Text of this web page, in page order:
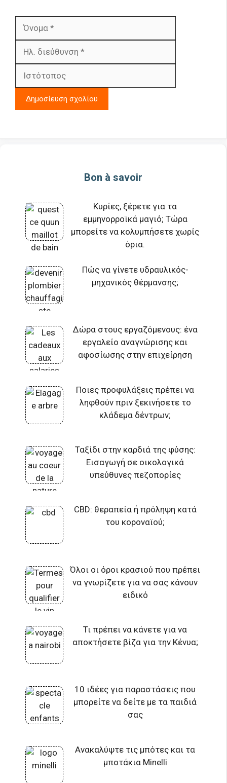
Όνομα
Bon à savoir
Κυρίες, ξέρετε για τα
εμμηνορροϊκά μαγιό; Τώρα
μπορείτε να κολυμπήσετε χωρίς
όρια.
Πώς να γίνετε υδραυλικός-
μηχανικός θέρμανσης;
Δώρα στους εργαζόμενους: ένα
εργαλείο αναγνώρισης και
αφοσίωσης στην επιχείρηση
Ποιες προφυλάξεις πρέπει να
ληφθούν πριν ξεκινήσετε το
κλάδεμα δέντρων;
Ταξίδι στην καρδιά της φύσης:
Εισαγωγή σε οικολογικά
υπεύθυνες πεζοπορίες
CBD: θεραπεία ή πρόληψη κατά
του κοροναϊού;
Όλοι οι όροι κρασιού που πρέπει
να γνωρίζετε για να σας κάνουν
ειδικό
Τι πρέπει να κάνετε για να
αποκτήσετε βίζα για την Κένυα;
10 ιδέες για παραστάσεις που
μπορείτε να δείτε με τα παιδιά
σας
Ανακαλύψτε τις μπότες και τα
μποτάκια Minelli